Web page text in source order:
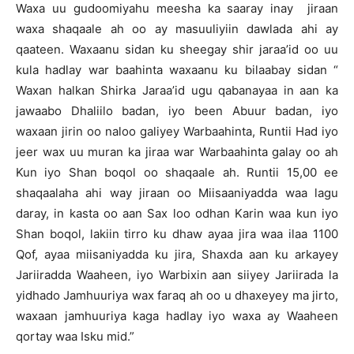
Waxa uu gudoomiyahu meesha ka saaray inay jiraan
waxa shaqaale ah oo ay masuuliyiin dawlada ahi ay
qaateen. Waxaanu sidan ku sheegay shir jaraa’id oo uu
kula hadlay war baahinta waxaanu ku bilaabay sidan “
Waxan halkan Shirka Jaraa’id ugu qabanayaa in aan ka
jawaabo Dhaliilo badan, iyo been Abuur badan, iyo
waxaan jirin oo naloo galiyey Warbaahinta, Runtii Had iyo
jeer wax uu muran ka jiraa war Warbaahinta galay oo ah
Kun iyo Shan boqol oo shaqaale ah. Runtii 15,00 ee
shaqaalaha ahi way jiraan oo Miisaaniyadda waa lagu
daray, in kasta oo aan Sax loo odhan Karin waa kun iyo
Shan boqol, lakiin tirro ku dhaw ayaa jira waa ilaa 1100
Qof, ayaa miisaniyadda ku jira, Shaxda aan ku arkayey
Jariiradda Waaheen, iyo Warbixin aan siiyey Jariirada la
yidhado Jamhuuriya wax faraq ah oo u dhaxeyey ma jirto,
waxaan jamhuuriya kaga hadlay iyo waxa ay Waaheen
qortay waa Isku mid.”